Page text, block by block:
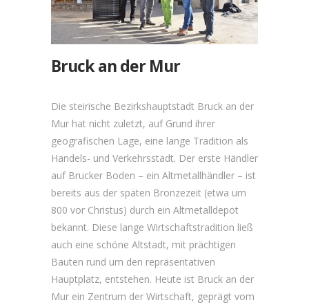
Bruck an der Mur
Die steirische Bezirkshauptstadt Bruck an der
Mur hat nicht zuletzt, auf Grund ihrer
geografischen Lage, eine lange Tradition als
Handels- und Verkehrsstadt. Der erste Händler
auf Brucker Boden – ein Altmetallhändler – ist
bereits aus der späten Bronzezeit (etwa um
800 vor Christus) durch ein Altmetalldepot
bekannt. Diese lange Wirtschaftstradition ließ
auch eine schöne Altstadt, mit prächtigen
Bauten rund um den repräsentativen
Hauptplatz, entstehen. Heute ist Bruck an der
Mur ein Zentrum der Wirtschaft, geprägt vom